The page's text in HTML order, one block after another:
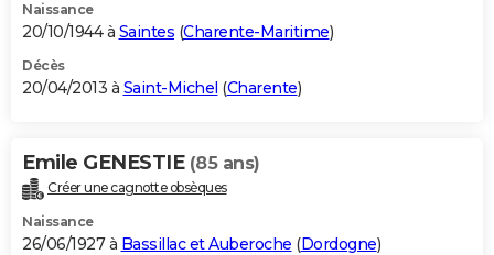
Naissance
20/10/1944 à Saintes (Charente-Maritime)
Décès
20/04/2013 à Saint-Michel (Charente)
Emile GENESTIE (85 ans)
Créer une cagnotte obsèques
Naissance
26/06/1927 à Bassillac et Auberoche (Dordogne)